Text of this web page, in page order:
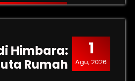
1
Agu, 2026
Himbara:
Rumah